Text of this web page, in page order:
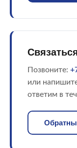
Позвоните:
или
ответим в